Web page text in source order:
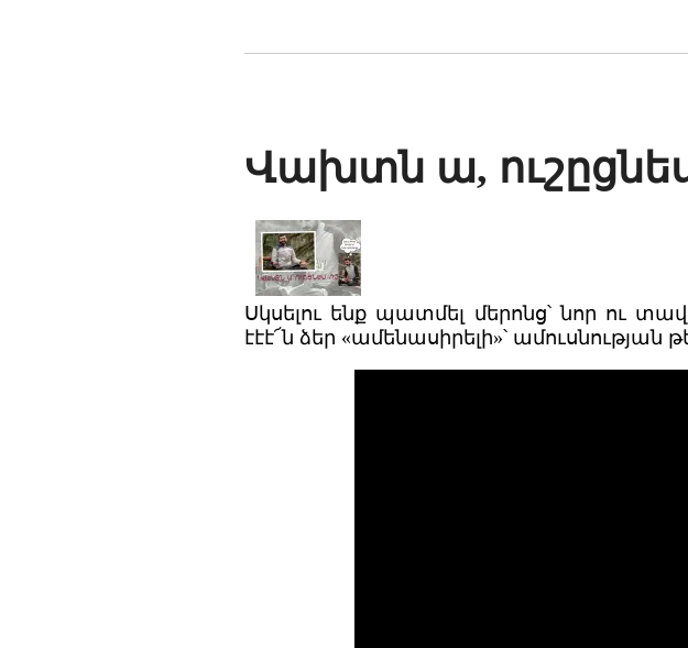
Վախտն ա,
Սկսելու ենք պատմել մերոնց՝ նոր ու
էէէ՜ն ձեր «ամենասիրելի»՝ ամուսնության